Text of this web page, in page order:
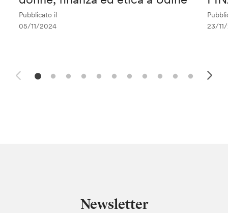
Pubblicato il
05/11/2024
23/
Newsletter